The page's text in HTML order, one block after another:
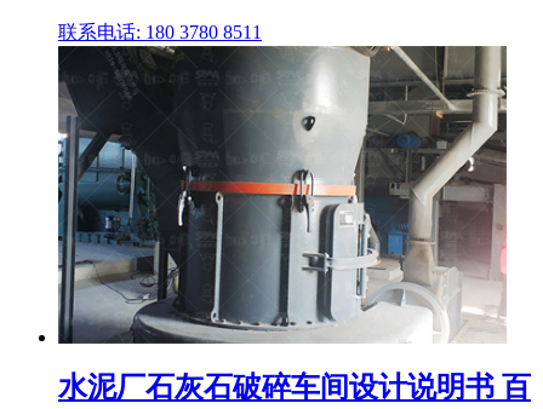
联系电话: 180 3780 8511
水泥厂石灰石破碎车间设计说明书 百